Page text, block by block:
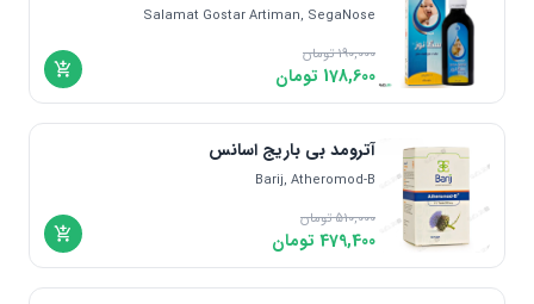
Salamat Gostar Artiman, SegaNose
190,000تومان
178,600 تومان
آترومد بی باریج اسانس
Barij, Atheromod-B
510,000تومان
479,400 تومان